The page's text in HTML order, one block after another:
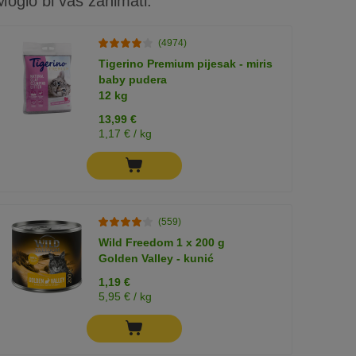
(4974)
Tigerino Premium pijesak - miris
baby pudera
12 kg
13,99 €
1,17 € / kg
(559)
Wild Freedom 1 x 200 g
Golden Valley - kunić
1,19 €
5,95 € / kg